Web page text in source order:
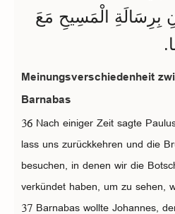
بِرِسَالَةِ الْمَسِيحِ مَعَ
Meinungsverschiedenheit
Barnabas
36 Nach einiger Zeit sagte
lass uns zurückkehren und die
besuchen, in denen wir die
verkündet haben, um zu sehen,
37 Barnabas wollte Johannes,